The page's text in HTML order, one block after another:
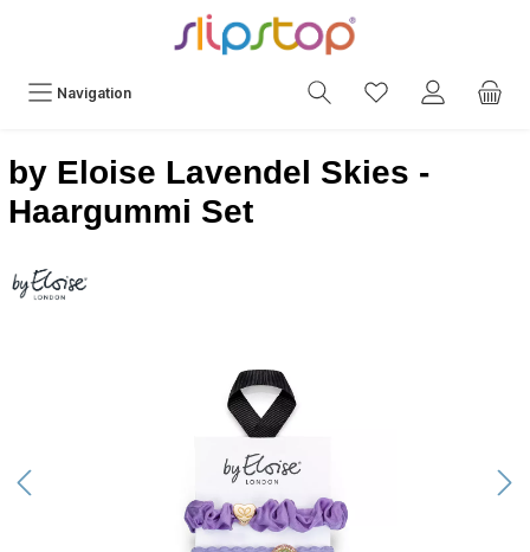
Navigation
by Eloise Lavendel Skies -
Haargummi Set